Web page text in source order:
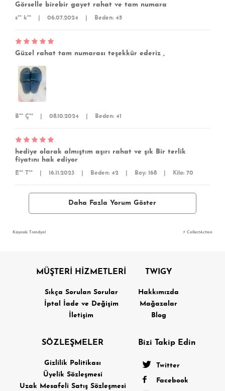
Görselle birebir gayet rahat ve tam numara
s** k** 06.07.2024 Beden: 45
Güzel rahat tam numarası teşekkür ederiz ,
B** Ç** 08.10.2024 Beden: 41
hediye olarak almıştım aşırı rahat ve şık Bir terlik
fiyatını hak ediyor
E** T** 16.11.2023 Beden: 42 Boy: 168 Kilo: 70
Daha Fazla Yorum Göster
Kaynak: Trendyol ⚡ CollectAction
MÜŞTERİ HİZMETLERİ
Sıkça Sorulan Sorular
İptal İade ve Değişim
İletişim
TWIGY
Hakkımızda
Mağazalar
Blog
SÖZLEŞMELER
Gizlilik Politikası
Üyelik Sözleşmesi
Uzak Mesafeli Satış Sözleşmesi
Bizi Takip Edin
Twitter
Facebook